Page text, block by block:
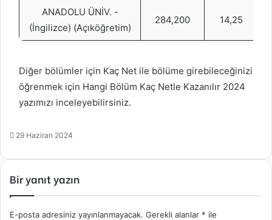
ANADOLU ÜNİV. -
(İngilizce) (Açıköğretim)
284,200 14,25
Diğer bölümler için Kaç Net ile bölüme girebileceğinizi
öğrenmek için Hangi Bölüm Kaç Netle Kazanılır 2024
yazımızı inceleyebilirsiniz.
29 Haziran 2024
Bir yanıt yazın
E-posta adresiniz yayınlanmayacak. Gerekli alanlar * ile